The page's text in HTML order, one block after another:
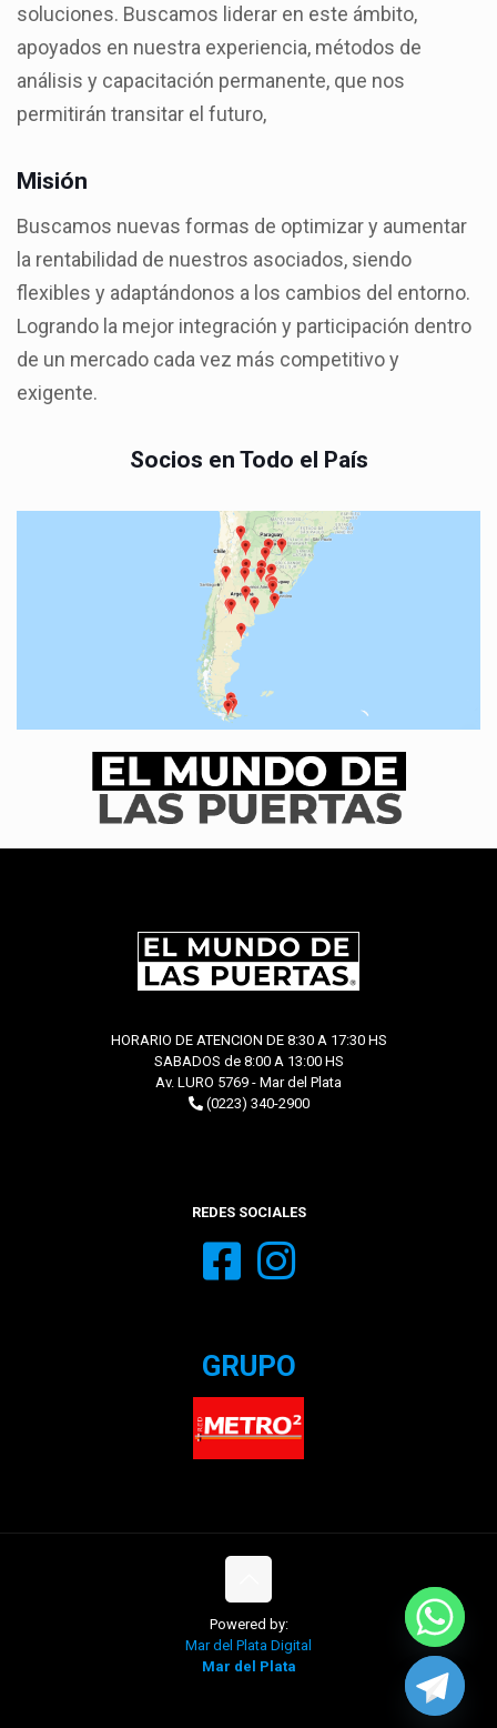
soluciones. Buscamos liderar en este ámbito,
apoyados en nuestra experiencia, métodos de
análisis y capacitación permanente, que nos
permitirán transitar el futuro,
Misión
Buscamos nuevas formas de optimizar y aumentar
la rentabilidad de nuestros asociados, siendo
flexibles y adaptándonos a los cambios del entorno.
Logrando la mejor integración y participación dentro
de un mercado cada vez más competitivo y
exigente.
Socios en Todo el País
HORARIO DE ATENCION DE 8:30 A 17:30 HS
SABADOS de 8:00 A 13:00 HS
Av. LURO 5769 - Mar del Plata
(0223) 340-2900
REDES SOCIALES
GRUPO
Powered by:
Mar del Plata Digital
Mar del Plata